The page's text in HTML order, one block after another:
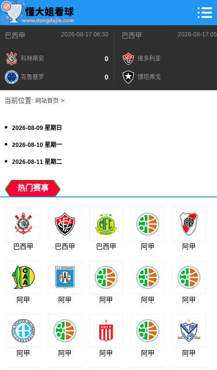
巴西甲 2026-08-17 06:30
科林蒂安 0
克鲁塞罗 0
巴西甲 2026-08-17
维多利亚
博塔弗戈
当前位置: 网站首页>
2026-08-09 星期日
2026-08-10 星期一
2026-08-11 星期二
热门赛事
巴西甲 巴西甲 巴西甲 阿甲 阿甲
阿甲 阿甲 阿甲 阿甲 阿甲
阿甲 阿甲 阿甲 阿甲 阿甲